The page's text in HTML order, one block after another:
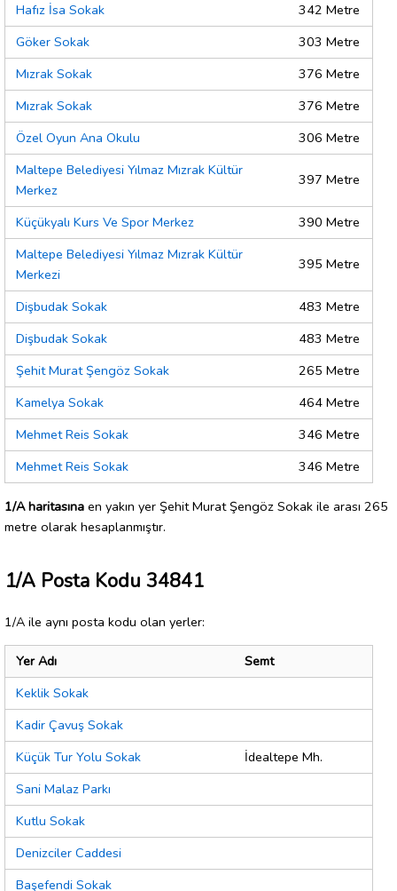
Hafız İsa Sokak
342 Metre
Göker Sokak
303 Metre
Mızrak Sokak
376 Metre
Mızrak Sokak
376 Metre
Özel Oyun Ana Okulu
306 Metre
Maltepe Belediyesi Yılmaz Mızrak Kültür
Merkez
397 Metre
Küçükyalı Kurs Ve Spor Merkez
390 Metre
Maltepe Belediyesi Yılmaz Mızrak Kültür
Merkezi
395 Metre
Dişbudak Sokak
483 Metre
Dişbudak Sokak
483 Metre
Şehit Murat Şengöz Sokak
265 Metre
Kamelya Sokak
464 Metre
Mehmet Reis Sokak
346 Metre
Mehmet Reis Sokak
346 Metre
1/A haritasına en yakın yer Şehit Murat Şengöz Sokak ile arası 265
metre olarak hesaplanmıştır.
1/A Posta Kodu 34841
1/A ile aynı posta kodu olan yerler:
Yer Adı
Semt
Keklik Sokak
Kadir Çavuş Sokak
Küçük Tur Yolu Sokak
İdealtepe Mh.
Sani Malaz Parkı
Kutlu Sokak
Denizciler Caddesi
Başefendi Sokak